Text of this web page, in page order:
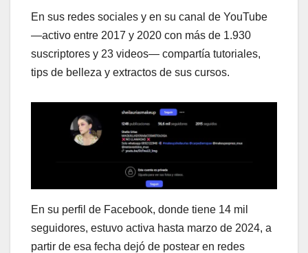
En sus redes sociales y en su canal de YouTube
—activo entre 2017 y 2020 con más de 1.930
suscriptores y 23 videos— compartía tutoriales,
tips de belleza y extractos de sus cursos.
En su perfil de Facebook, donde tiene 14 mil
seguidores, estuvo activa hasta marzo de 2024, a
partir de esa fecha dejó de postear en redes